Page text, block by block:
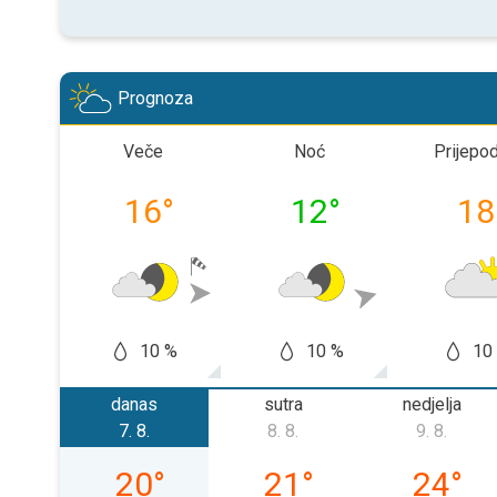
Prognoza
Veče
16°
10 %
Noć
12°
10 %
18
10
danas
petak, 07. 08.
7. 8.
20°
sutra
subota, 08. 08.
8. 8.
21 °
nedjelja
nedjelja,
9. 8.
24°